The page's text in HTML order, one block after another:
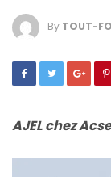
By TOUT-
AJEL chez